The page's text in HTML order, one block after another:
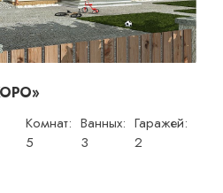
Комнат:
5
Ванных:
3
Гаражей:
2